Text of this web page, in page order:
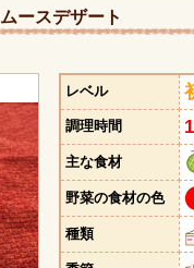
ースデザート
レベル
調理時間
主な食材
野菜の食材の色
種類